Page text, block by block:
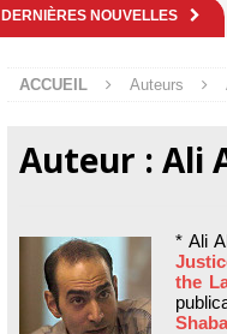
DERNIÈRES NOUVELLES
ACCUEIL Auteurs
Auteur : Ali
* Ali
the